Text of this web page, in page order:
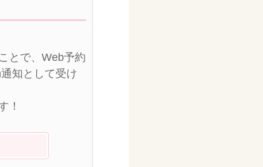
とで、Web予約
知として受け
！